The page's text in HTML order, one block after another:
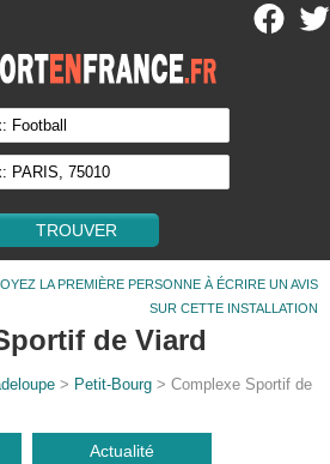
LA PREMIÈRE PERSONNE À ÉCRIRE UN AVIS
SUR CETTE INSTALLATION
de Viard
> Petit-Bourg > Complexe Sportif de
Actualité